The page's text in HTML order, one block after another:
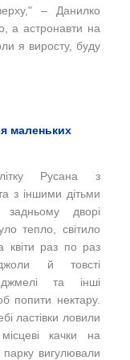
– Данилко
а астронавти на
я виросту, буду
маленьких
Русана з
з іншими дітьми
дворі
тепло, світило
квіти раз по раз
й товсті
джмелі та інші
попити нектару.
ластівки ловили
качки на
парку вигулювали